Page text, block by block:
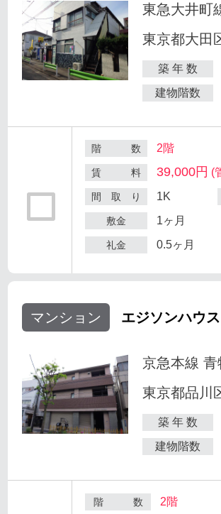
東急大井町
東京都大田
築 年 数
建物階数
階 数 2階
賃 料 39,000円 (
間 取 り 1K
敷金 1ヶ月
礼金 0.5ヶ月
マンション エジソンハウス
京急本線
東京都品川
築 年 数
建物階数
階 数 2階